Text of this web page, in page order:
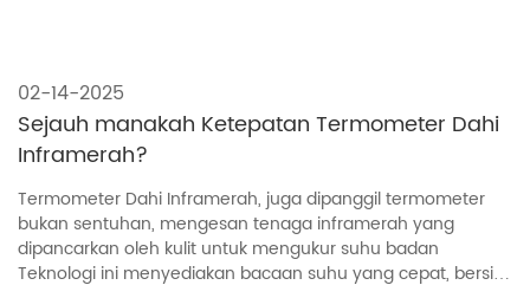
02-14-2025
Sejauh manakah Ketepatan Termometer Dahi
Inframerah?
Termometer Dahi Inframerah, juga dipanggil termometer
bukan sentuhan, mengesan tenaga inframerah yang
dipancarkan oleh kulit untuk mengukur suhu badan
Teknologi ini menyediakan bacaan suhu yang cepat, bersih